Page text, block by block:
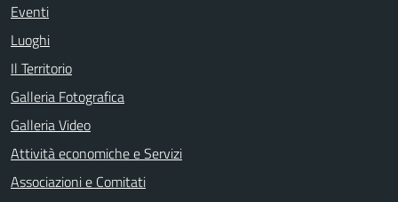
Eventi
Luoghi
Il Territorio
Galleria Fotografica
Galleria Video
Attività economiche e Servizi
Associazioni e Comitati